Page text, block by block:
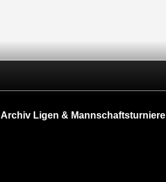
Archiv Ligen & Mannschaftsturniere